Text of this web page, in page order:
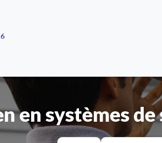
en systèmes